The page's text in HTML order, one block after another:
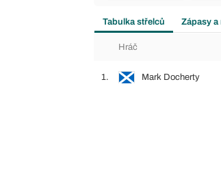
Tabulka střelců Zápasy a
Hráč
1. Mark Docherty